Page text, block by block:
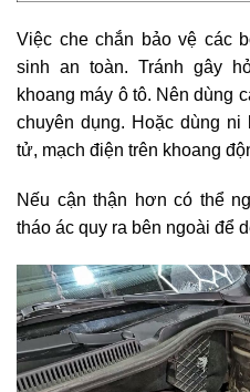
Việc che chắn bảo vệ các
sinh an toàn. Tránh gây
khoang máy ô tô. Nên dùng
chuyên dụng. Hoặc dùng
tử, mạch điện trên khoang
Nếu cận thận hơn có thể
tháo ác quy ra bên ngoài để